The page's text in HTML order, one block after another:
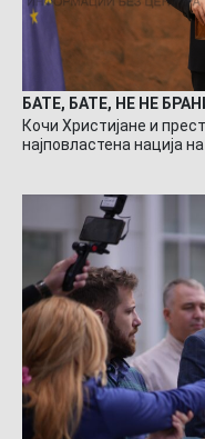
БАТЕ, БАТЕ, НЕ НЕ
Кочи Христијане и
најповластена нација